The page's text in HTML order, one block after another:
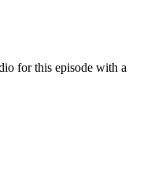
for this episode with a